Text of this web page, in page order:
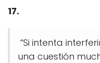
17.
“Si intenta
una cuestión